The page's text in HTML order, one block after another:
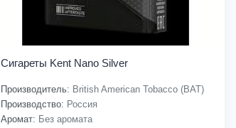
Сигареты Kent Nano Silver
Производитель: British American Tobacco (BAT)
Производство: Россия
Аромат: Без аромата